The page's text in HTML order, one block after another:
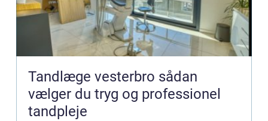
Tandlæge vesterbro sådan
vælger du tryg og professionel
tandpleje